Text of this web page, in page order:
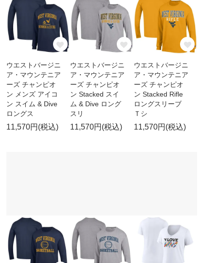
ウエストバージニ
ア・マウンテニア
ーズ チャンピオ
ン メンズ アイコ
ン スイム & Dive
ロングス
11,570円(税込)
ウエストバージニ
ア・マウンテニア
ーズ チャンピオ
ン Stacked スイ
ム & Dive ロング
スリ
11,570円(税込)
ウエストバージニ
ア・マウンテニア
ーズ チャンピオ
ン Stacked Rifle
ロングスリーブ
Ｔシ
11,570円(税込)